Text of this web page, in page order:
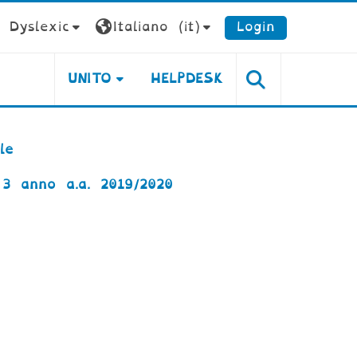
Dyslexic
Italiano ‎(it)‎ Login
UNITO HELPDESK
anno a.a. 2019/2020